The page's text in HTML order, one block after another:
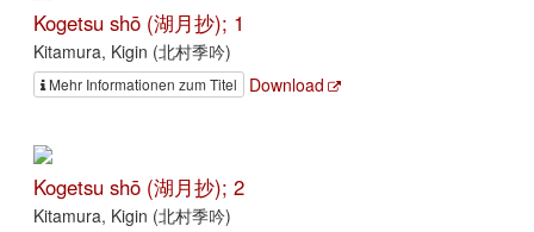
Kogetsu shō (湖月抄); 1
Kitamura, Kigin (北村季吟)
Mehr Informationen zum Titel Download
Kogetsu shō (湖月抄); 2
Kitamura, Kigin (北村季吟)